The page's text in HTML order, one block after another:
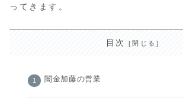
ってきます。
目次
闇金加藤の営業